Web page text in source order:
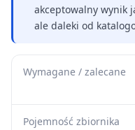
akceptowalny wynik
ale daleki od
Wymagane / zalecane
Pojemność zbiornika